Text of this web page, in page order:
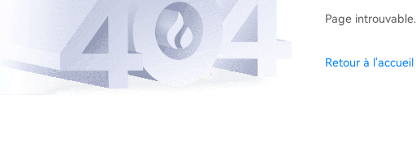
Page introuvable.
Retour à l'accueil